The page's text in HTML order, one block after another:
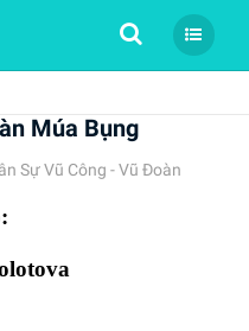
Tìm kiếm
Múa Bụng
Sự Vũ Công - Vũ Đoàn